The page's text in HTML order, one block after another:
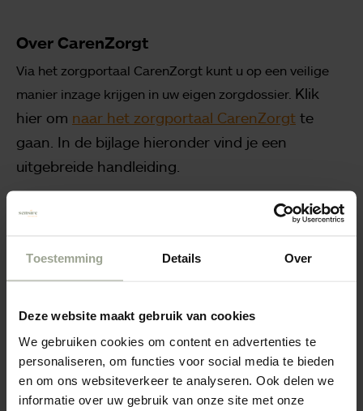
Toestemming Details Over
Deze website maakt gebruik van cookies
We gebruiken cookies om content en advertenties te
personaliseren, om functies voor social media te bieden
en om ons websiteverkeer te analyseren. Ook delen we
informatie over uw gebruik van onze site met onze
Over CarenZorgt
Via het zorgportaal CarenZorgt kunt u op een veilige
manier inzage krijgen in uw eigen zorgdossier. Klik
hier om naar het zorgportaal CarenZorgt te
gaan. In de bijlage hieronder vind je een
uitgebreide handleiding.
Het is mogelijk om uw
levensverhaal op te nemen
“Mijn Verhaal”. Een handleiding hiervoor vind u
onderaan deze pagina.
Om gebruik te kunnen maken van het zorgportaal
Carenzorgt.nl, is het van belang dat u over een actuele
versie van uw Internet browser beschikt, zoals Internet
Explorer, Safari, Google Chrome of Firefox.